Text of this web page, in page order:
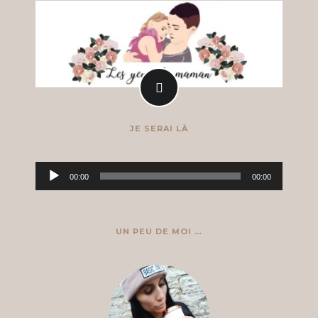
JE SERAI LÀ
Lecteur
audio
00:00 00:00
UN PEU DE MOI …